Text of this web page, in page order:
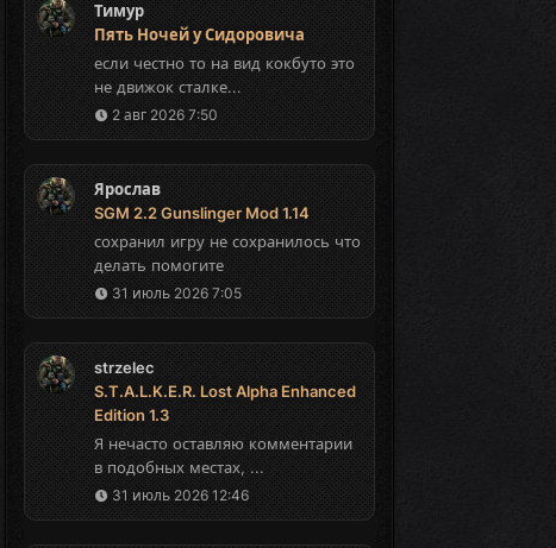
Тимур
Пять Ночей у Сидоровича
если честно то на вид кокбуто это
не движок сталке...
2 авг 2026 7:50
Ярослав
SGM 2.2 Gunslinger Mod 1.14
сохранил игру не сохранилось что
делать помогите
31 июль 2026 7:05
strzelec
S.T.A.L.K.E.R. Lost Alpha Enhanced
Edition 1.3
Я нечасто оставляю комментарии
в подобных местах, ...
31 июль 2026 12:46